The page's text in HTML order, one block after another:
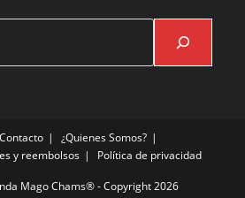
Contacto
¿Quienes Somos?
y reembolsos
Política de privacidad
Mago Chams®- Copyright 2026